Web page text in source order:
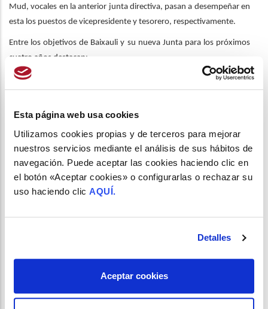
Esta página web usa cookies
Utilizamos cookies propias y de terceros para mejorar
nuestros servicios mediante el análisis de sus hábitos de
navegación. Puede aceptar las cookies haciendo clic en
el botón «Aceptar cookies» o configurarlas o rechazar su
uso haciendo clic AQUÍ.
Detalles
Aceptar cookies
Mud, vocales en la anterior junta directiva, pasan a desempeñar en
esta los puestos de vicepresidente y tesorero, respectivamente.
Entre los objetivos de Baixauli y su nueva Junta para los próximos
cuatro años destacan:
en la actividad de la Sociedad.
Profundizar en el desarrollo profesional
del colectivo
(SPFA, recertificación, carrera profesional, especialidad…).
Impulsar el desarrollo de la producción científica , la
formación y la colaboración con otras sociedades
científicas en materia de investigación.
agentes sanitarios (administración, sociedades científicas,
COF, universidad, asociaciones de pacientes, entidades